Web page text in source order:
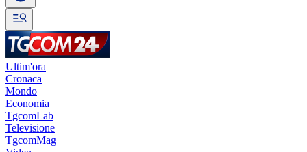
Ultim'ora
Cronaca
Mondo
Economia
TgcomLab
Televisione
TgcomMag